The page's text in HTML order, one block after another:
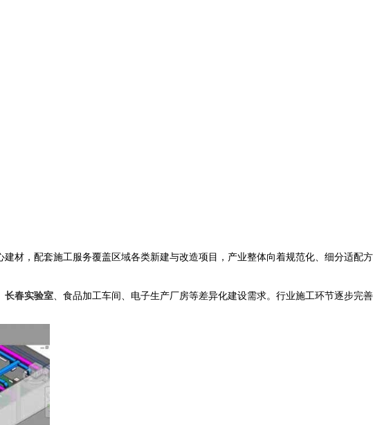
材，配套施工服务覆盖区域各类新建与改造项目，产业整体向着规范化、细分适配方
长春实验室、食品加工车间、电子生产厂房等差异化建设需求。行业施工环节逐步完善